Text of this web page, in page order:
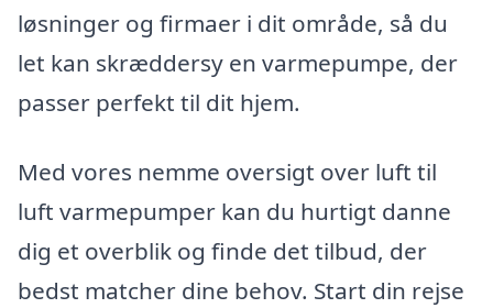
løsninger og firmaer i dit område, så du
let kan skræddersy en varmepumpe, der
passer perfekt til dit hjem.
Med vores nemme oversigt over luft til
luft varmepumper kan du hurtigt danne
dig et overblik og finde det tilbud, der
bedst matcher dine behov. Start din rejse